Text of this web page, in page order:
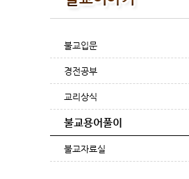
불교입문
경전공부
교리상식
불교용어풀이
불교자료실